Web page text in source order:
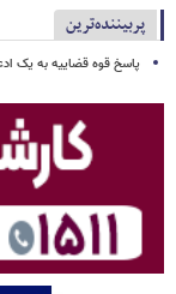
پربیننده‌ترین
پاسخ قوه قضاییه به یک